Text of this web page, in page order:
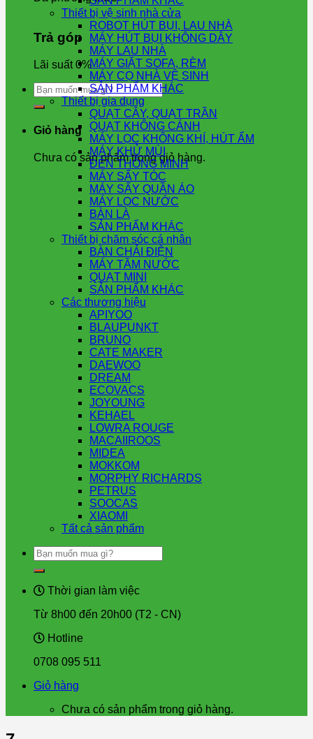
Trả góp
Lãi suất 0%
Tìm
kiếm:
Giỏ hàng
Chưa có sản phẩm trong giỏ hàng.
Thiết bị vệ sinh nhà cửa
ROBOT HÚT BỤI, LAU NHÀ
MÁY HÚT BỤI KHÔNG DÂY
MÁY LAU NHÀ
MÁY GIẶT SOFA, RÈM
MÁY CỌ NHÀ VỆ SINH
SẢN PHẨM KHÁC
Thiết bị gia dụng
QUẠT CÂY, QUẠT TRẦN
QUẠT KHÔNG CÁNH
MÁY LỌC KHÔNG KHÍ, HÚT ẨM
MÁY KHỬ MÙI
ĐÈN THÔNG MINH
MÁY SẤY TÓC
MÁY SẤY QUẦN ÁO
MÁY LỌC NƯỚC
BÀN LÀ
SẢN PHẨM KHÁC
Thiết bị chăm sóc cá nhân
BÀN CHẢI ĐIỆN
MÁY TĂM NƯỚC
QUẠT MINI
SẢN PHẨM KHÁC
Các thương hiệu
APIYOO
BLAUPUNKT
BRUNO
CATE MAKER
DAEWOO
DREAM
ECOVACS
JOYOUNG
KEHAEL
LOWRA ROUGE
MACAIIROOS
MIDEA
MOKKOM
MORPHY RICHARDS
PETRUS
SOOCAS
XIAOMI
Tất cả sản phẩm
Tìm
kiếm:
Thời gian làm việc
Từ 8h00 đến 20h00 (T2 - CN)
Hotline
0708 095 511
Giỏ hàng
Chưa có sản phẩm trong giỏ hàng.